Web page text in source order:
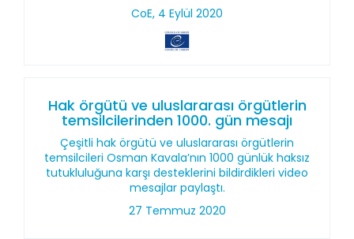
CoE, 4 Eylül 2020
Hak örgütü ve uluslararası örgütlerin
temsilcilerinden 1000. gün mesajı
Çeşitli hak örgütü ve uluslararası örgütlerin
temsilcileri Osman Kavala’nın 1000 günlük haksız
tutukluluğuna karşı desteklerini bildirdikleri video
mesajlar paylaştı.
27 Temmuz 2020